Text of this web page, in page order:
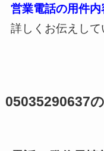
営業電話の用件
詳しくお伝えして
05035290637